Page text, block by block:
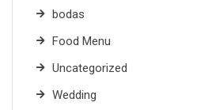
bodas
Food Menu
Uncategorized
Wedding